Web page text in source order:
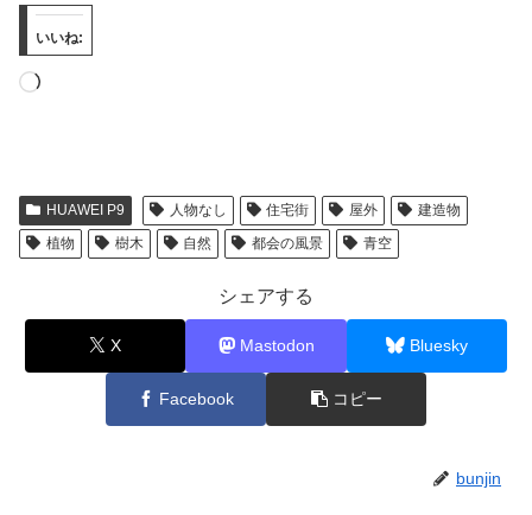
いいね:
読
中…
HUAWEI P9 人物なし 住宅街 屋外
建造物
植物
樹木 自然 都会の風景 青空
シェアする
X Mastodon Bluesky
Facebook コピー
bunjin